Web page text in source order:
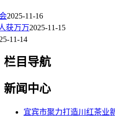
2025-11-16
获万万2025-11-15
11-14
栏目导航
新闻中心
宜宾市聚力打造川红茶业